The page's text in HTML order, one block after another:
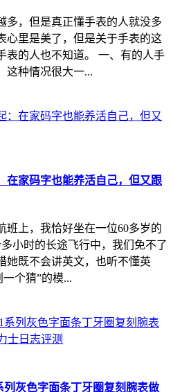
多，但是真正懂手表的人就没多
心里是美了，但是关于手表的这
表的人也不知道。 一、有的人手
这种情况很大一...
在家码字也能养活自己，但又跟
班上，我恰好坐在一位60多岁的
小时的长途飞行中，我们免不了
她既不会讲英文，也听不懂英
个猜”的模...
列灰色字面条丁牙圈复刻腕表做